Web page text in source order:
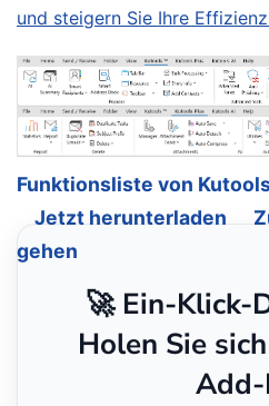
und steigern Sie Ihre
Funktionsliste von
Jetzt herunterladen
gehen
🚀 Ein-Klick-
Holen Sie
Add-